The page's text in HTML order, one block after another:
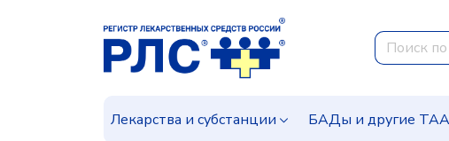
Лекарства и субстанции БАДы и другие ТАА